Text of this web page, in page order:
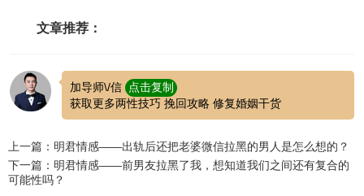
文章推荐：
加导师\/信
点击复制
获取更多两性技巧 挽回攻略 修复婚姻干货
上一篇：明君情感——出轨后还把老婆微信拉黑的男人是怎么想的？
下一篇：明君情感——前男友拉黑了我，想知道我们之间还有复合的
可能性吗？